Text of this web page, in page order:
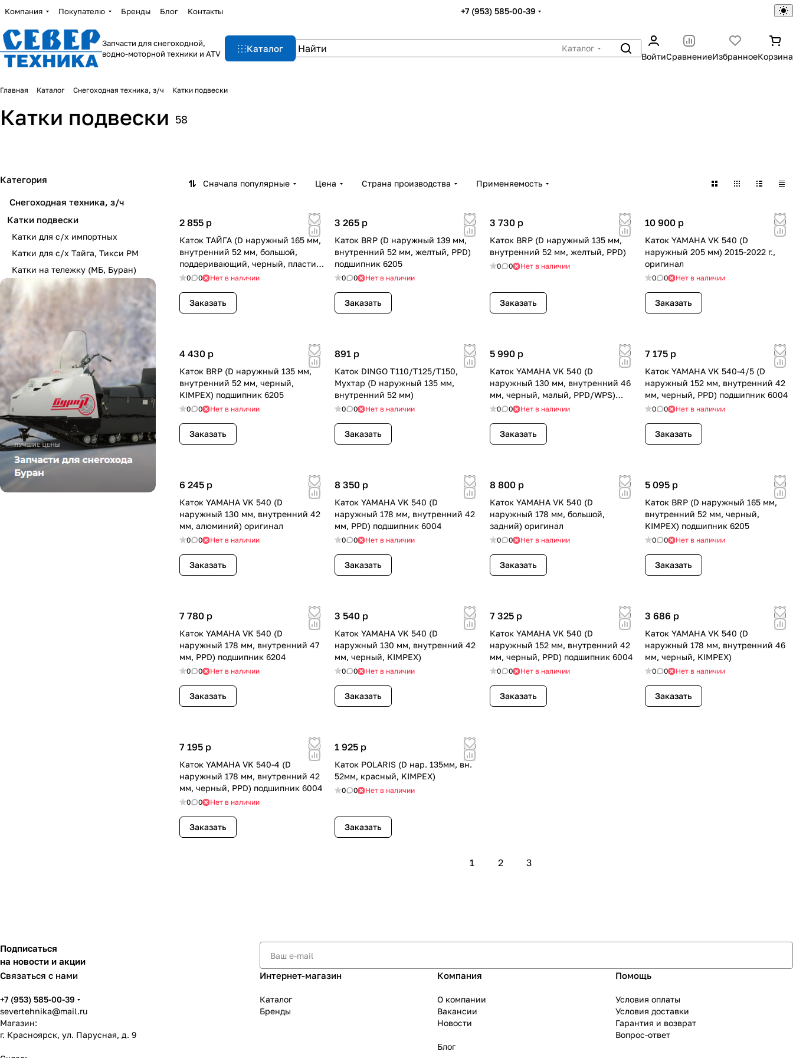
Компания Покупателю Бренды Блог Контакты +7 (953) 585-00-39
Запчасти для снегоходной,
водно-моторной техники и ATV
Каталог
Каталог
ВойтиСравнениеИзбранноеКорзина
Главная Каталог Снегоходная техника, з/ч Катки подвески
Катки подвески 58
Сначала популярные Цена Страна производства Применяемость
2 855 p
Каток ТАЙГА (D наружный 165 мм,
внутренний 52 мм, большой,
поддеривающий, черный, пластик)
RM
0 0 Нет в наличии
Заказать
3 265 p
Каток BRP (D наружный 139 мм,
внутренний 52 мм, желтый, PPD)
подшипник 6205
0 0 Нет в наличии
Заказать
3 730 p
Каток BRP (D наружный 135 мм,
внутренний 52 мм, желтый, PPD)
0 0 Нет в наличии
Заказать
10 900 p
Каток YAMAHA VK 540 (D
наружный 205 мм) 2015-2022 г.,
оригинал
0 0 Нет в наличии
Заказать
4 430 p
Каток BRP (D наружный 135 мм,
внутренний 52 мм, черный,
KIMPEX) подшипник 6205
0 0 Нет в наличии
Заказать
891 p
Каток DINGO Т110/Т125/Т150,
Мухтар (D наружный 135 мм,
внутренний 52 мм)
0 0 Нет в наличии
Заказать
5 990 p
Каток YAMAHA VK 540 (D
наружный 130 мм, внутренний 46
мм, черный, малый, PPD/WPS)
подшипник 6005
0 0 Нет в наличии
Заказать
7 175 p
Каток YAMAHA VK 540-4/5 (D
наружный 152 мм, внутренний 42
мм, черный, PPD) подшипник 6004
0 0 Нет в наличии
Заказать
6 245 p
Каток YAMAHA VK 540 (D
наружный 130 мм, внутренний 42
мм, алюминий) оригинал
0 0 Нет в наличии
Заказать
8 350 p
Каток YAMAHA VK 540 (D
наружный 178 мм, внутренний 42
мм, PPD) подшипник 6004
0 0 Нет в наличии
Заказать
8 800 p
Каток YAMAHA VK 540 (D
наружный 178 мм, большой,
задний) оригинал
0 0 Нет в наличии
Заказать
5 095 p
Каток BRP (D наружный 165 мм,
внутренний 52 мм, черный,
KIMPEX) подшипник 6205
0 0 Нет в наличии
Заказать
7 780 p
Каток YAMAHA VK 540 (D
наружный 178 мм, внутренний 47
мм, PPD) подшипник 6204
0 0 Нет в наличии
Заказать
3 540 p
Каток YAMAHA VK 540 (D
наружный 130 мм, внутренний 42
мм, черный, KIMPEX)
0 0 Нет в наличии
Заказать
7 325 p
Каток YAMAHA VK 540 (D
наружный 152 мм, внутренний 42
мм, черный, PPD) подшипник 6004
0 0 Нет в наличии
Заказать
3 686 p
Каток YAMAHA VK 540 (D
наружный 178 мм, внутренний 46
мм, черный, KIMPEX)
0 0 Нет в наличии
Заказать
7 195 p
Каток YAMAHA VK 540-4 (D
наружный 178 мм, внутренний 42
мм, черный, PPD) подшипник 6004
0 0 Нет в наличии
Заказать
1 925 p
Каток POLARIS (D нар. 135мм, вн.
52мм, красный, KIMPEX)
0 0 Нет в наличии
Заказать
1 2 3
Категория
Снегоходная техника, з/ч
Катки подвески
Катки для с/х импортных
Катки для с/х Тайга, Тикси РМ
Катки на тележку (МБ, Буран)
Подписаться
на новости и акции
Связаться с нами
+7 (953) 585-00-39
severtehnika@mail.ru
Магазин:
г. Красноярск, ул. Парусная, д. 9
Интернет-магазин
Каталог
Бренды
Компания
О компании
Вакансии
Новости
Блог
Помощь
Условия оплаты
Условия доставки
Гарантия и возврат
Вопрос-ответ